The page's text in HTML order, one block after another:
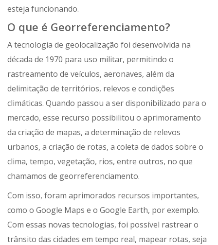
esteja funcionando.
O que é Georreferenciamento?
A tecnologia de geolocalização foi desenvolvida na
década de 1970 para uso militar, permitindo o
rastreamento de veículos, aeronaves, além da
delimitação de territórios, relevos e condições
climáticas. Quando passou a ser disponibilizado para o
mercado, esse recurso possibilitou o aprimoramento
da criação de mapas, a determinação de relevos
urbanos, a criação de rotas, a coleta de dados sobre o
clima, tempo, vegetação, rios, entre outros, no que
chamamos de georreferenciamento.
Com isso, foram aprimorados recursos importantes,
como o Google Maps e o Google Earth, por exemplo.
Com essas novas tecnologias, foi possível rastrear o
trânsito das cidades em tempo real, mapear rotas, seja